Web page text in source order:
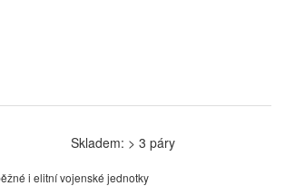
Skladem: > 3 páry
i elitní vojenské jednotky